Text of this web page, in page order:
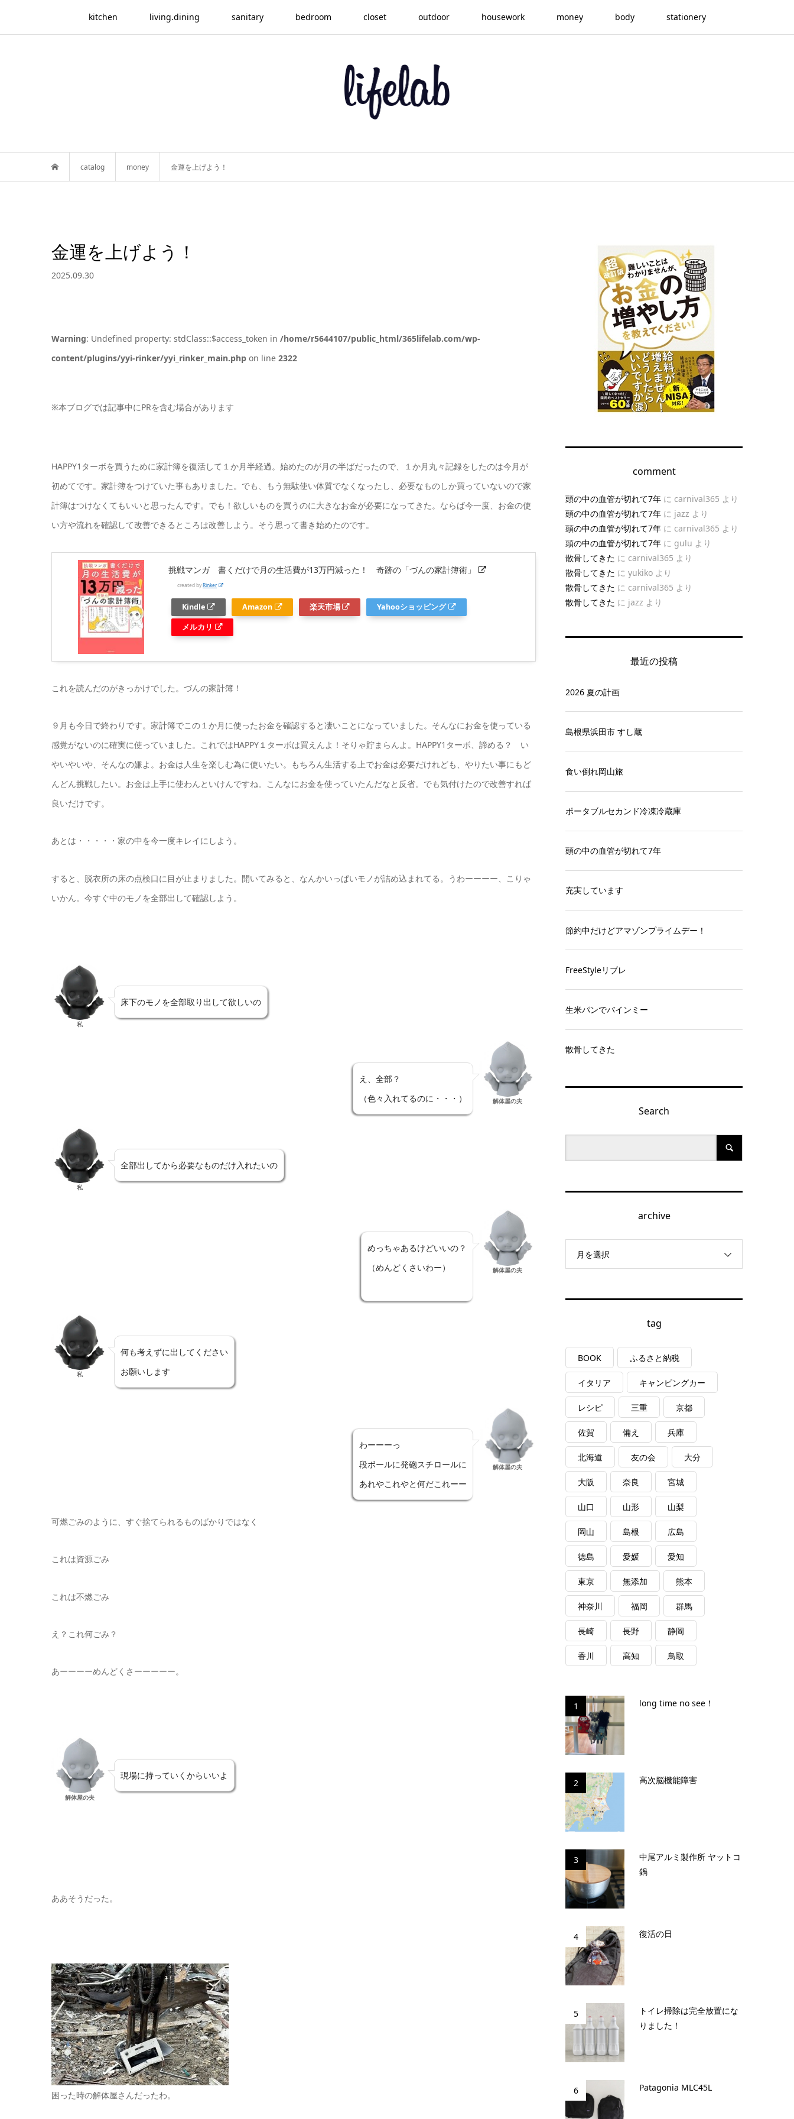
kitchen living.dining sanitary bedroom closet outdoor housework money body stationery
catalog money 金運を上げよう！
金運を上げよう！
2025.09.30
Warning: Undefined property: stdClass::$access_token in /home/r5644107/public_html/365lifelab.com/wp-
content/plugins/yyi-rinker/yyi_rinker_main.php on line 2322
※本ブログでは記事中にPRを含む場合があります
HAPPY1ターボを買うために家計簿を復活して１か月半経過。始めたのが月の半ばだったので、１か月丸々記録をしたのは今月が
初めてです。家計簿をつけていた事もありました。でも、もう無駄使い体質でなくなったし、必要なものしか買っていないので家
計簿はつけなくてもいいと思ったんです。でも！欲しいものを買うのに大きなお金が必要になってきた。ならば今一度、お金の使
い方や流れを確認して改善できるところは改善しよう。そう思って書き始めたのです。
挑戦マンガ 書くだけで月の生活費が13万円減った！ 奇跡の「づんの家計簿術」
created byRinker
Kindle Amazon 楽天市場
Yahooショッピング
メルカリ
これを読んだのがきっかけでした。づんの家計簿！
９月も今日で終わりです。家計簿でこの１か月に使ったお金を確認すると凄いことになっていました。そんなにお金を使っている
感覚がないのに確実に使っていました。これではHAPPY１ターボは買えんよ！そりゃ貯まらんよ。HAPPY1ターボ、諦める？ い
やいやいや、そんなの嫌よ。お金は人生を楽しむ為に使いたい。もちろん生活する上でお金は必要だけれども、やりたい事にもど
んどん挑戦したい。お金は上手に使わんといけんですね。こんなにお金を使っていたんだなと反省。でも気付けたので改善すれば
良いだけです。
あとは・・・・・家の中を今一度キレイにしよう。
すると、脱衣所の床の点検口に目が止まりました。開いてみると、なんかいっぱいモノが詰め込まれてる。うわーーーー、こりゃ
いかん。今すぐ中のモノを全部出して確認しよう。
私
床下のモノを全部取り出して欲しいの
え、全部？
（色々入れてるのに・・・）
解体屋の夫
私
全部出してから必要なものだけ入れたいの
めっちゃあるけどいいの？
（めんどくさいわー）
解体屋の夫
私
何も考えずに出してください
お願いします
わーーーっ
段ボールに発砲スチロールに
あれやこれやと何だこれーー
解体屋の夫
可燃ごみのように、すぐ捨てられるものばかりではなく
これは資源ごみ
これは不燃ごみ
え？これ何ごみ？
あーーーーめんどくさーーーーー。
解体屋の夫
現場に持っていくからいいよ
ああそうだった。
困った時の解体屋さんだったわ。
comment
頭の中の血管が切れて7年 に carnival365 より
頭の中の血管が切れて7年 に jazz より
頭の中の血管が切れて7年 に carnival365 より
頭の中の血管が切れて7年 に gulu より
散骨してきた に carnival365 より
散骨してきた に yukiko より
散骨してきた に carnival365 より
散骨してきた に jazz より
最近の投稿
2026 夏の計画
島根県浜田市 すし蔵
食い倒れ岡山旅
ポータブルセカンド冷凍冷蔵庫
頭の中の血管が切れて7年
充実しています
節約中だけどアマゾンプライムデー！
FreeStyleリブレ
生米パンでバインミー
散骨してきた
Search
archive
月を選択
tag
BOOK ふるさと納税
イタリア キャンピングカー
レシピ 三重 京都
佐賀 備え 兵庫
北海道 友の会 大分
大阪 奈良 宮城
山口 山形 山梨
岡山 島根 広島
徳島 愛媛 愛知
東京 無添加 熊本
神奈川 福岡 群馬
長崎 長野 静岡
香川 高知 鳥取
1 long time no see！
2 高次脳機能障害
3
中尾アルミ製作所 ヤットコ
鍋
4 復活の日
5
トイレ掃除は完全放置にな
りました！
6 Patagonia MLC45L